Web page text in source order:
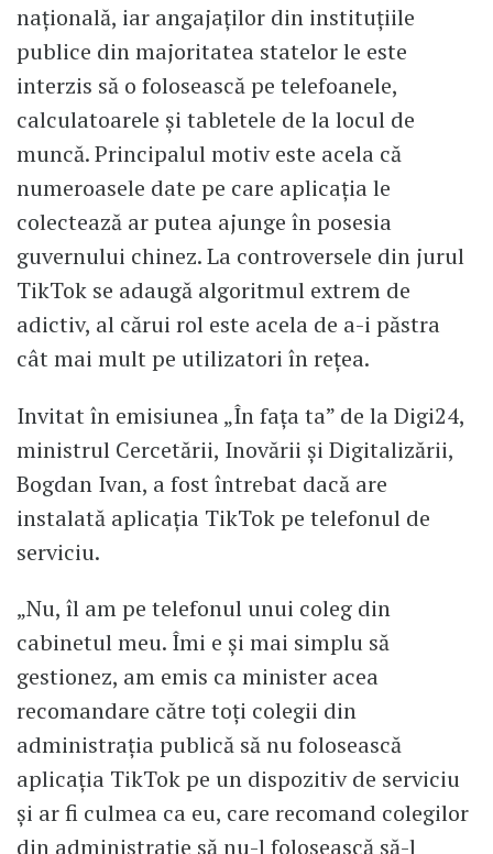
națională, iar angajaților din instituțiile
publice din majoritatea statelor le este
interzis să o folosească pe telefoanele,
calculatoarele și tabletele de la locul de
muncă. Principalul motiv este acela că
numeroasele date pe care aplicația le
colectează ar putea ajunge în posesia
guvernului chinez. La controversele din jurul
TikTok se adaugă algoritmul extrem de
adictiv, al cărui rol este acela de a-i păstra
cât mai mult pe utilizatori în rețea.
Invitat în emisiunea „În fața ta” de la Digi24,
ministrul Cercetării, Inovării și Digitalizării,
Bogdan Ivan, a fost întrebat dacă are
instalată aplicația TikTok pe telefonul de
serviciu.
„Nu, îl am pe telefonul unui coleg din
cabinetul meu. Îmi e și mai simplu să
gestionez, am emis ca minister acea
recomandare către toți colegii din
administrația publică să nu folosească
aplicația TikTok pe un dispozitiv de serviciu
și ar fi culmea ca eu, care recomand colegilor
din administrație să nu-l folosească să-l